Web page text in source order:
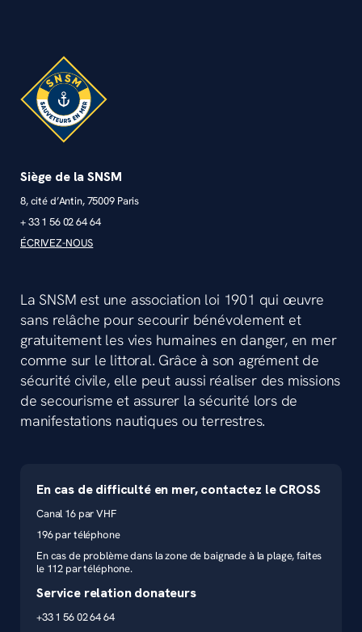
Siège de la SNSM
8, cité d’Antin, 75009 Paris
+ 33 1 56 02 64 64
ÉCRIVEZ-NOUS
La SNSM est une association loi 1901 qui œuvre
sans relâche pour secourir bénévolement et
gratuitement les vies humaines en danger, en mer
comme sur le littoral. Grâce à son agrément de
sécurité civile, elle peut aussi réaliser des missions
de secourisme et assurer la sécurité lors de
manifestations nautiques ou terrestres.
En cas de difficulté en mer, contactez le CROSS
Canal 16 par VHF
196 par téléphone
En cas de problème dans la zone de baignade à la plage, faites
le 112 par téléphone.
Service relation donateurs
+33 1 56 02 64 64